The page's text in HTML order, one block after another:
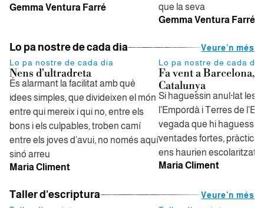
Gemma Ventura Farré
que la seva
Gemma Ventura Farré
Lo pa nostre de cada dia
Veure'n més
Lo pa nostre de cada dia
Nens d'ultradreta
És alarmant la facilitat amb què
idees simples, que divideixen el món
entre qui mereix i qui no, entre els
bons i els culpables, troben camí
entre els joves d’avui, no només aquí
sinó arreu
Maria Climent
Lo pa nostre de cada dia
Fa vent a Barcelona,
Catalunya
Si haguessin anul·lat les
l’Empordà i Terres de
vegada que hi haguessin
ventades fortes,
ens haurien escolaritzat
Maria Climent
Taller d'escriptura
Veure'n més